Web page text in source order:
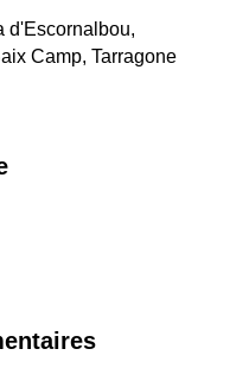
d'Escornalbou,
Camp, Tarragone